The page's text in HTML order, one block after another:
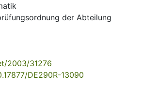
der Abteilung
2003/31276
DE290R-13090